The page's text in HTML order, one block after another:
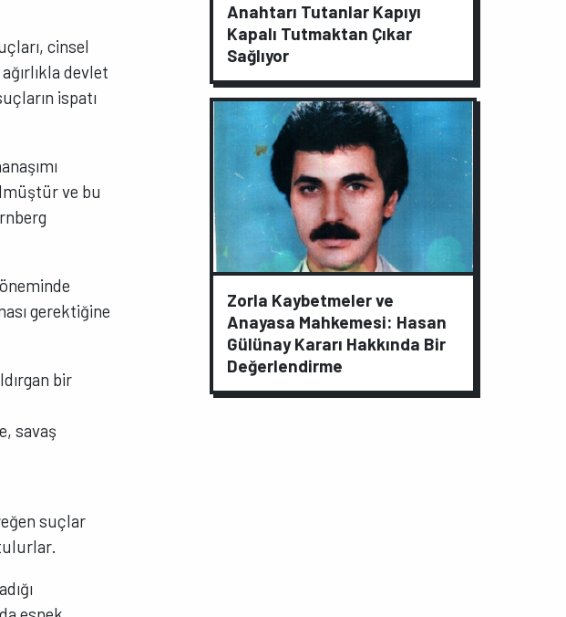
cinsel
devlet
ispatı
ve bu
gerektiğine
bir
savaş
suçlar
Anahtarı Tutanlar Kapıyı
Kapalı Tutmaktan Çıkar
Sağlıyor
Zorla Kaybetmeler ve
Anayasa Mahkemesi: Hasan
Gülünay Kararı Hakkında Bir
Değerlendirme